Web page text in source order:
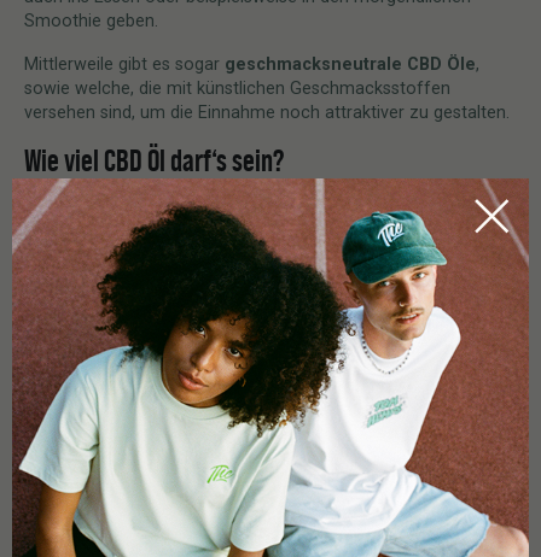
Smoothie geben.
Mittlerweile gibt es sogar geschmacksneutrale CBD Öle,
sowie welche, die mit künstlichen Geschmacksstoffen
versehen sind, um die Einnahme noch attraktiver zu gestalten.
Wie viel CBD Öl darf‘s sein?
Ein bisschen Panik davor, wie Alice im Wunderland zu enden,
die ein bisschen zu viel vom Kuchen naschte und daraufhin
viel zu groß war? Nun, so schlimm wird’s mit CBD Öl
wahrscheinlich nicht, eine pauschale Antwort auf die Frage
existiert aber auch nicht so richtig.
Jeder Mensch ist individuellund jeder Organismus reagiert
anders. Grundlegend heißt es probieren über studieren, doch
damit du nicht in den „Alice-Effekt“ gerätst, empfiehlt es sich,
wie mit allem anderen auch, langsam anzufangen.
Starte erstmal mit einem fünfprozentigen CBD Öl und arbeite
dich vor zu den höher
dosierten wie 12% oder 18%. Zunächst
ein paar Tropfen weniger und hinterher dann etwas mehr.
By the way: Bis eine Wirkung eintritt, können auch gut und